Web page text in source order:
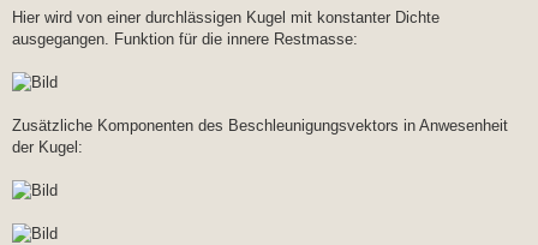
Hier wird von einer durchlässigen Kugel mit konstanter Dichte
ausgegangen. Funktion für die innere Restmasse:
Zusätzliche Komponenten des Beschleunigungsvektors in Anwesenheit
der Kugel: